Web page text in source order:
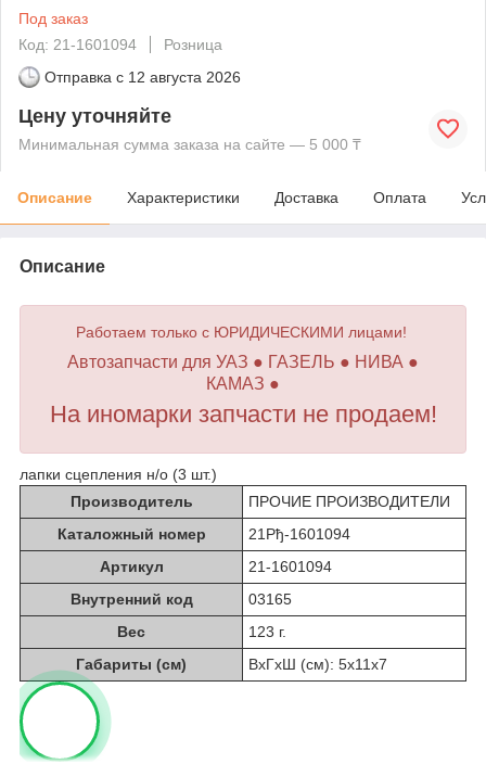
Под заказ
Код: 21-1601094
Розница
Отправка с 12 августа 2026
Цену уточняйте
Минимальная сумма заказа на сайте — 5 000 ₸
Описание Характеристики Доставка Оплата
Описание
Работаем только с ЮРИДИЧЕСКИМИ лицами!
Автозапчасти для УАЗ ● ГАЗЕЛЬ ● НИВА ●
КАМАЗ ●
На иномарки запчасти не продаем!
лапки сцепления н/о (3 шт.)
Производитель
ПРОЧИЕ ПРОИЗВОДИТЕЛИ
Каталожный номер
21Рђ-1601094
Артикул
21-1601094
Внутренний код
03165
Вес
123 г.
Габариты (см)
ВхГхШ (см): 5х11х7